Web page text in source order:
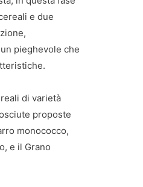
e due
pieghevole che
di varietà
proposte
monococco,
e il Grano